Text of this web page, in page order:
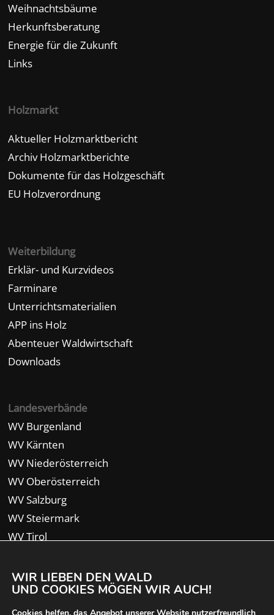
Weihnachtsbäume
Herkunftsberatung
Energie für die Zukunft
Links
Holzmarkt
Aktueller Holzmarktbericht
Archiv Holzmarktberichte
Dokumente für das Holzgeschäft
EU Holzverordnung
Weiterbildung
Erklär- und Kurzvideos
Farminare
Unterrichtsmaterialien
APP ins Holz
Abenteuer Waldwirtschaft
Downloads
Landesverbände
WV Burgenland
WV Kärnten
WV Niederösterreich
WV Oberösterreich
WV Salzburg
WV Steiermark
WV Tirol
WIR LIEBEN DEN WALD
UND COOKIES MÖGEN WIR AUCH!